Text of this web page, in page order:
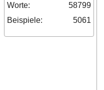
Worte:
58799
Beispiele:
5061